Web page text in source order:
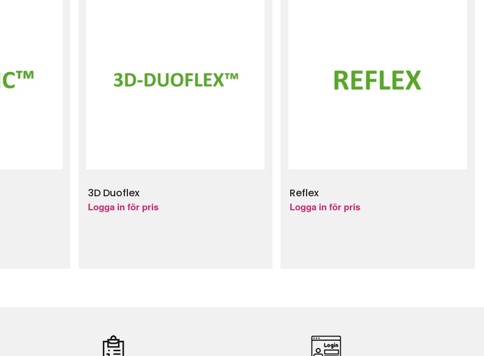
3D Duoflex
Logga in för pris
Reflex
Logga in för pris